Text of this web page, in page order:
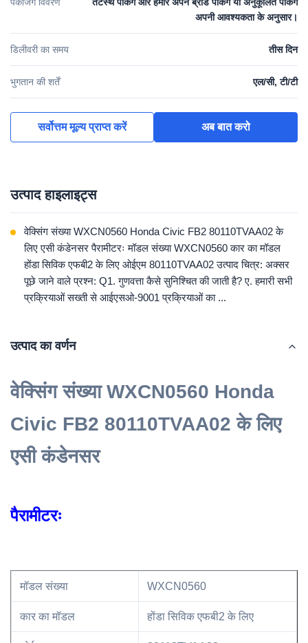
अपनी आवश्यकता के अनुसार।
डिलीवरी का समय तीस दिन
भुगतान की शर्तें एल/सी, टी/टी
सर्वोत्तम मूल्य प्राप्त करें अब बात करो
उत्पाद हाइलाइट्स
वेक्सिंग संख्या WXCN0560 Honda Civic FB2 80110TVAA02 के
लिए एसी कंडेनसर पैरामीटरः मॉडल संख्या WXCN0560 कार का मॉडल
होंडा सिविक एफबी2 के लिए ओईएम 80110TVAA02 उत्पाद चित्र: अक्सर
पूछे जाने वाले प्रश्न: Q1. गुणवत्ता कैसे सुनिश्चित की जाती है? ए. हमारी सभी
प्रक्रियाओं सख्ती से आईएसओ-9001 प्रक्रियाओं का ...
उत्पाद का वर्णन
वेक्सिंग संख्या WXCN0560 Honda
Civic FB2 80110TVAA02 के लिए
एसी कंडेनसर
पैरामीटरः
मॉडल संख्या WXCN0560
कार का मॉडल होंडा सिविक एफबी2 के लिए